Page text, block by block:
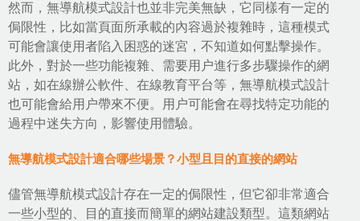
然而，無導航模式設計也並非完美無缺，它同樣有一定的
侷限性，比如當頁面所承載的內容過於複雜時，這種模式
可能會讓使用者陷入困惑的迷宮，不知道如何點擊操作。
此外，對於一些功能複雜、需要用户進行多步驟操作的網
站，如在線辦公軟件、在線教育平台等，無導航模式設計
也可能會給用户帶來不便。用户可能會在尋找特定功能的
過程中迷失方向，影響使用體驗。
無導航模式設計適合哪些場景？小型且目的直接的網站
儘管無導航模式設計存在一定的侷限性，但它卻非常適合
一些小型的、目的直接而簡單的網站建設類型。這類網站